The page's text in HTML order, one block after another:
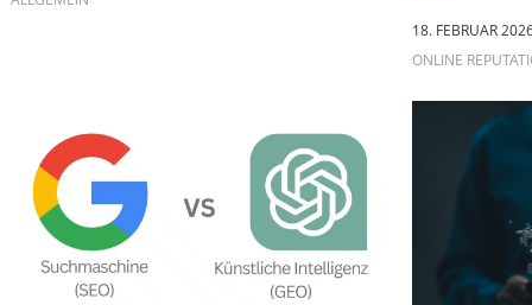
SEO für eCommerce 2025:
Wie man Produktseiten und
Online-Shops richtig
optimiert
Die
auf